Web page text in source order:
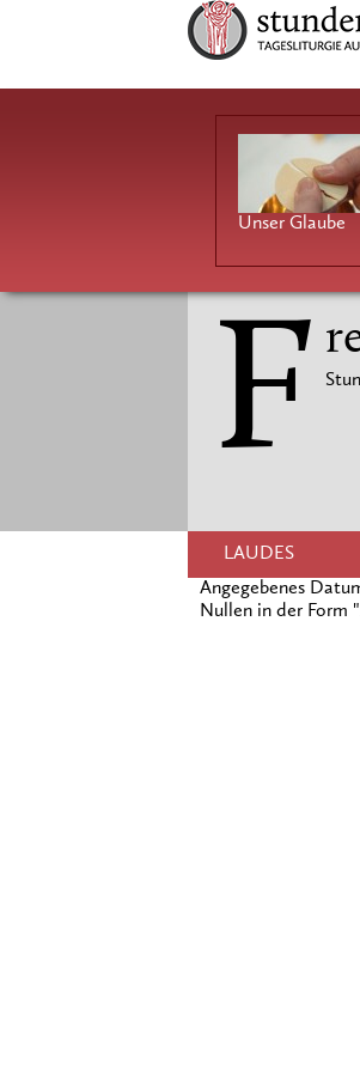
Unser Glaube
F
LAUDES
Angegebenes
Nullen in der Form